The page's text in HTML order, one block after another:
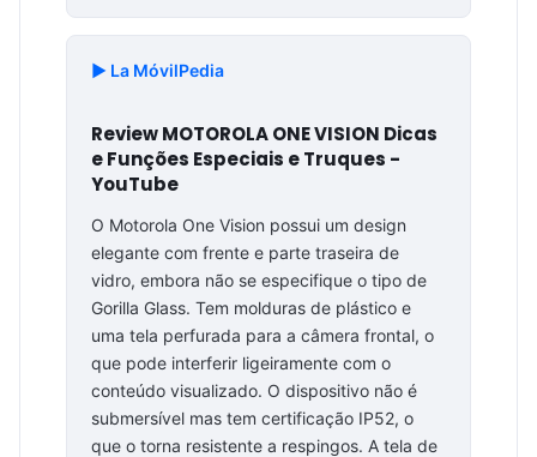
▶️ La MóvilPedia
Review MOTOROLA ONE VISION Dicas
e Funções Especiais e Truques -
YouTube
O Motorola One Vision possui um design
elegante com frente e parte traseira de
vidro, embora não se especifique o tipo de
Gorilla Glass. Tem molduras de plástico e
uma tela perfurada para a câmera frontal, o
que pode interferir ligeiramente com o
conteúdo visualizado. O dispositivo não é
submersível mas tem certificação IP52, o
que o torna resistente a respingos. A tela de